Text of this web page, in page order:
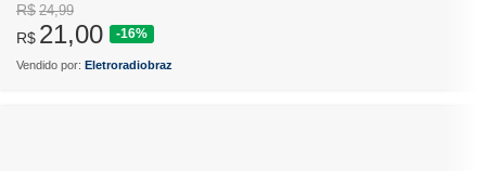
R$ 24,99
R$ 21,00 -16%
Vendido por: Eletroradiobraz